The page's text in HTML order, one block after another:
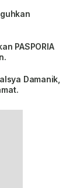
PASPORIA
Damanik,